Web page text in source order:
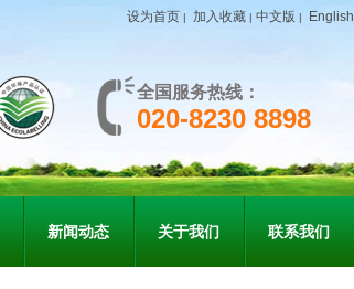
设为首页 | 加入收藏 | 中文版 | English
全国服务热线：
020-8230 8898
新闻动态 关于我们 联系我们